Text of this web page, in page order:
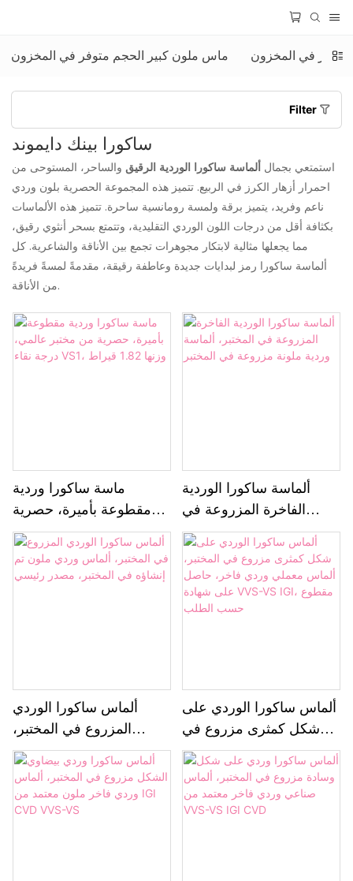
ماس ملون كبير الحجم متوفر في المخزون متوفر في المخزون
Filter
ساكورا بينك دايموند
استمتعي بجمال ألماسة ساكورا الوردية الرقيق والساحر، المستوحى من
احمرار أزهار الكرز في الربيع. تتميز هذه المجموعة الحصرية بلون وردي
ناعم وفريد، يتميز برقة ولمسة رومانسية ساحرة. تتميز هذه الألماسات
بكثافة أقل من درجات اللون الوردي التقليدية، وتتمتع بسحر أنثوي رقيق،
مما يجعلها مثالية لابتكار مجوهرات تجمع بين الأناقة والشاعرية. كل
ألماسة ساكورا رمز لبدايات جديدة وعاطفة رقيقة، مقدمةً لمسةً فريدةً
من الأناقة.
ماسة ساكورا وردية
مقطوعة بأميرة، حصرية
من مختبر عالمي، درجة
نقاء VS1، وزنها 1.82 قيراط
ألماسة ساكورا الوردية
الفاخرة المزروعة في
المختبر، ألماسة وردية
ملونة مزروعة في المختبر
ألماس ساكورا الوردي
المزروع في المختبر،
ألماس وردي ملون تم
إنشاؤه في المختبر، مصدر
رئيسي
ألماس ساكورا الوردي على
شكل كمثرى مزروع في
المختبر، ألماس معملي
وردي فاخر، حاصل على
شهادة VVS-VS IGI،
مقطوع حسب الطلب